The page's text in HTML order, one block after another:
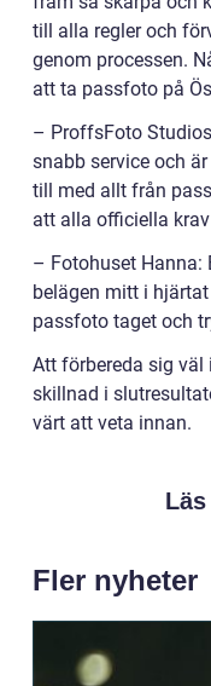
till alla regler och
genom processen.
att ta passfoto på
– ProffsFoto
snabb service och
till med allt från
att alla officiella
– Fotohuset
belägen mitt i
passfoto taget och
Att förbereda sig
skillnad i
värt att veta innan.
Fler nyheter